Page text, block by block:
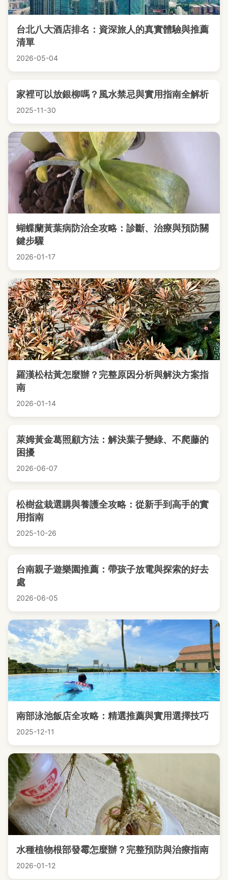
台北八大酒店排名：資深旅人的真實體驗與推薦
清單
2026-05-04
家裡可以放銀柳嗎？風水禁忌與實用指南全解析
2025-11-30
蝴蝶蘭黃葉病防治全攻略：診斷、治療與預防關
鍵步驟
2026-01-17
羅漢松枯黃怎麼辦？完整原因分析與解決方案指
南
2026-01-14
萊姆黃金葛照顧方法：解決葉子變綠、不爬藤的
困擾
2026-06-07
松樹盆栽選購與養護全攻略：從新手到高手的實
用指南
2025-10-26
台南親子遊樂園推薦：帶孩子放電與探索的好去
處
2026-06-05
南部泳池飯店全攻略：精選推薦與實用選擇技巧
2025-12-11
水種植物根部發霉怎麼辦？完整預防與治療指南
2026-01-12